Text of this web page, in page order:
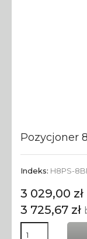
Pozycjoner
Indeks: H8PS-
3 029,00 zł
3 725,67 zł